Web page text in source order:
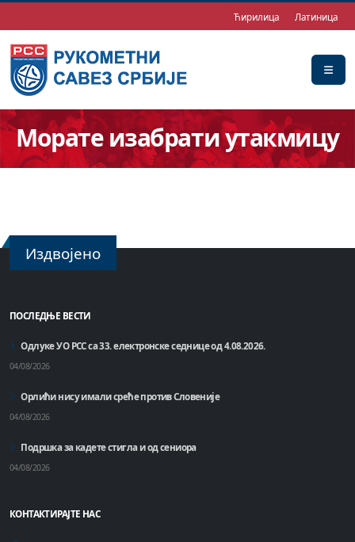
Ћирилица Латиница
Морате изабрати утакмицу
Издвојено
ПОСЛЕДЊЕ ВЕСТИ
Одлуке УО РСС са 33. електронске седнице од 4.08.2026.
04/08/2026
Орлићи нису имали среће против Словеније
04/08/2026
Подршка за кадете стигла и од сениора
04/08/2026
КОНТАКТИРАЈТЕ НАС